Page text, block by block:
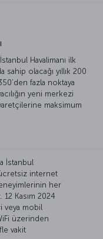
Havalimanı ilk
sahip olacağı yıllık 200
fazla noktaya
yeni merkezi
maksimum
İstanbul
ücretsiz internet
her
12 Kasım 2024
veya mobil
üzerinden
vakit